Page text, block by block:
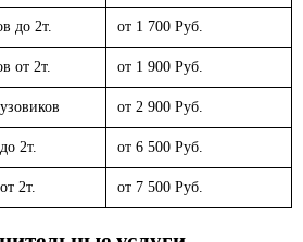
до 2т. от 1 700 Руб.
от 2т. от 1 900 Руб.
от 2 900 Руб.
2т. от 6 500 Руб.
2т. от 7 500 Руб.